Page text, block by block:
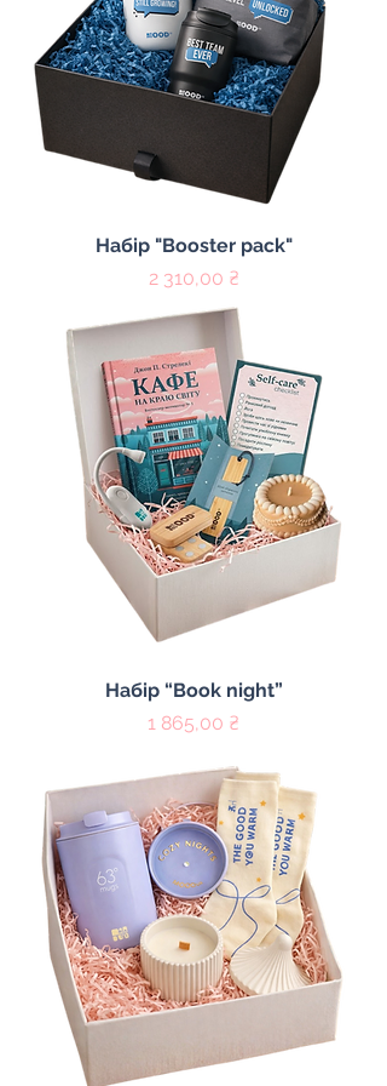
Набір "Booster pack"
Цена
2 310,00 ₴
Набір “Book night”
Цена
1 865,00 ₴